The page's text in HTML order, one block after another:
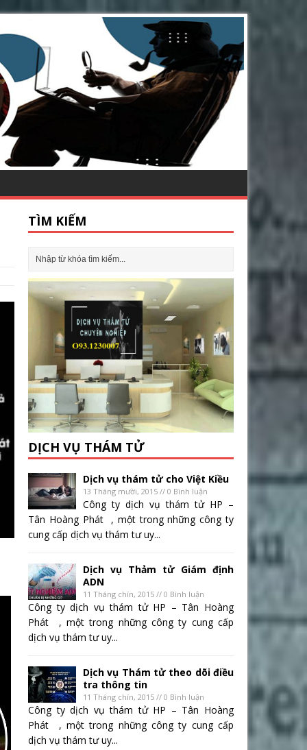
TÌM KIẾM
DỊCH VỤ THÁM TỬ
Dịch vụ thám tử cho Việt Kiều
13 Tháng mười, 2015 // 0 Bình luận
Công ty dịch vụ thám tử HP –
Tân Hoàng Phát , một trong những công ty
cung cấp dịch vụ thám tư uy...
Dịch vụ Thảm tử Giám định
ADN
11 Tháng chín, 2015 // 0 Bình luận
Công ty dịch vụ thám tử HP – Tân Hoàng
Phát , một trong những công ty cung cấp
dịch vụ thám tư uy...
Dịch vụ Thám tử theo dõi điều
tra thông tin
11 Tháng chín, 2015 // 0 Bình luận
Công ty dịch vụ thám tử HP – Tân Hoàng
Phát , một trong những công ty cung cấp
dịch vụ thám tư uy...